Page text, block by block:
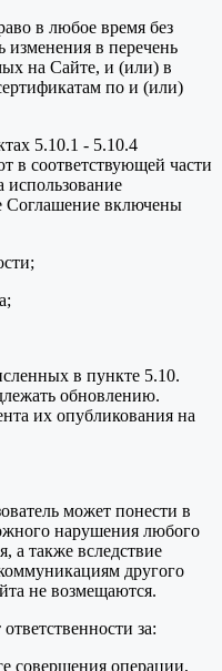
в любое время без
изменения в перечень
на Сайте, и (или) в
по и (или)
5.10.1 - 5.10.4
в соответствующей части
использование
Соглашение включены
в пункте 5.10.
обновлению.
их опубликования на
может понести в
нарушения любого
а также вследствие
другого
не возмещаются.
за:
совершения операции,